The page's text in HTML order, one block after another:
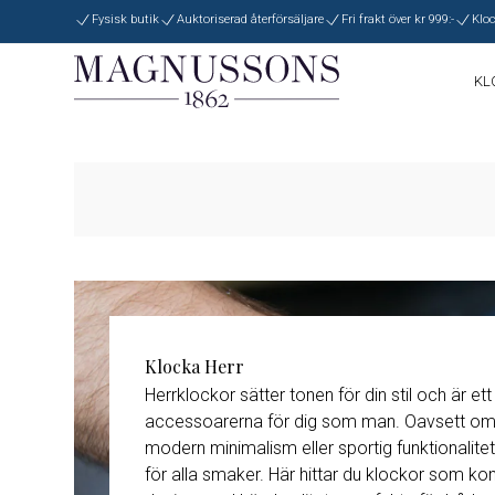
Fysisk butik Auktoriserad återförsäljare Fri frakt över kr 999:-
HAMILTON
LORUS
RADO Roamer
TISSOT Withings
Klocka Herr
Herrklockor sätter tonen för din stil och är
accessoarerna för dig som man. Oavsett
modern minimalism eller sportig
för alla smaker. Här hittar du klockor som